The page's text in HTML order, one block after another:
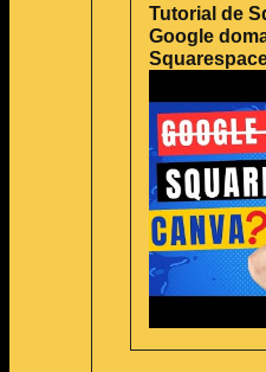
Tutorial de
Google